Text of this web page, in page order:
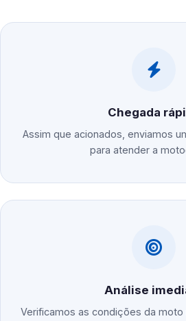
Chegada
Assim que acionados, enviamos
para atender a
Análise
Verificamos as condições da